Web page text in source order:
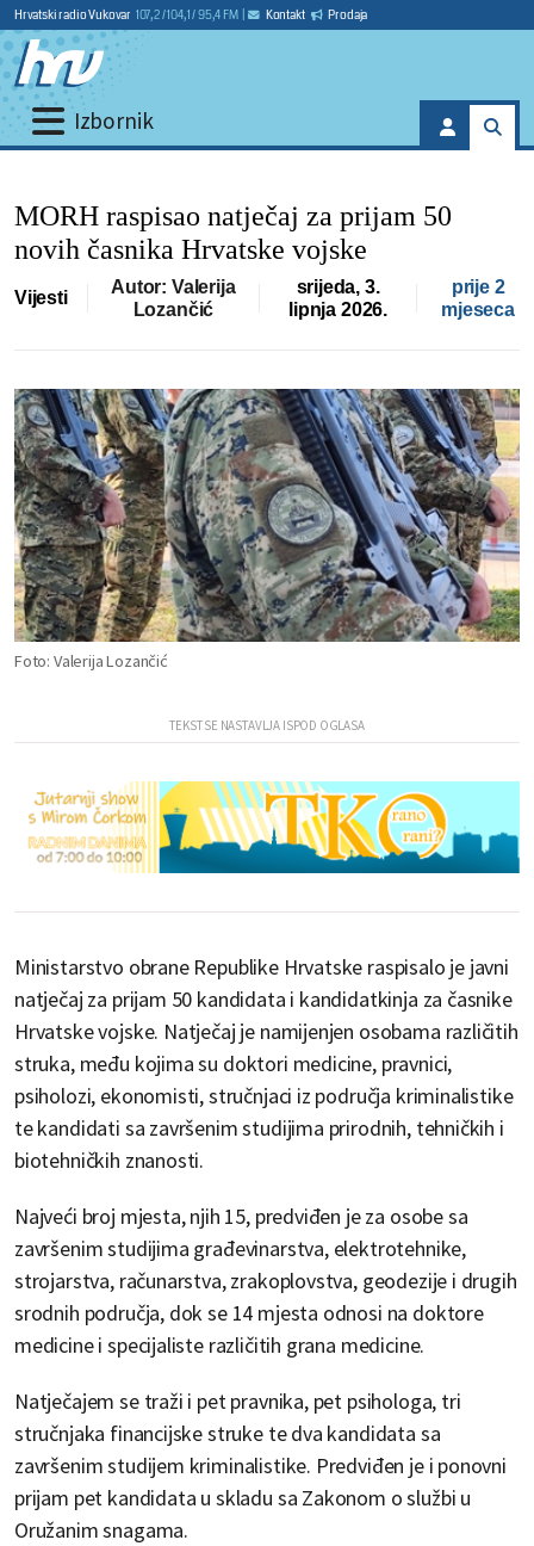
Hrvatski radio Vukovar 107,2 / 104,1 / 95,4 FM Kontakt Prodaja
Izbornik
MORH raspisao natječaj za prijam 50
novih časnika Hrvatske vojske
Vijesti
Autor: Valerija
Lozančić
srijeda, 3.
lipnja 2026.
prije 2
mjeseca
Foto: Valerija Lozančić
Ministarstvo obrane Republike Hrvatske raspisalo je javni
natječaj za prijam 50 kandidata i kandidatkinja za časnike
Hrvatske vojske. Natječaj je namijenjen osobama različitih
struka, među kojima su doktori medicine, pravnici,
psiholozi, ekonomisti, stručnjaci iz područja kriminalistike
te kandidati sa završenim studijima prirodnih, tehničkih i
biotehničkih znanosti.
Najveći broj mjesta, njih 15, predviđen je za osobe sa
završenim studijima građevinarstva, elektrotehnike,
strojarstva, računarstva, zrakoplovstva, geodezije i drugih
srodnih područja, dok se 14 mjesta odnosi na doktore
medicine i specijaliste različitih grana medicine.
Natječajem se traži i pet pravnika, pet psihologa, tri
stručnjaka financijske struke te dva kandidata sa
završenim studijem kriminalistike. Predviđen je i ponovni
prijam pet kandidata u skladu sa Zakonom o službi u
Oružanim snagama.